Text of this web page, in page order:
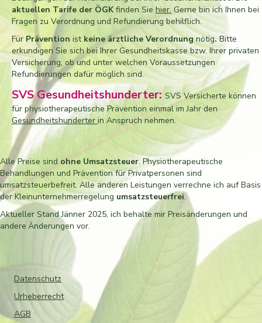
aktuellen Tarife der ÖGKfinden Sie hier. Gerne bin ich Ihnen bei
Fragen zu Verordnung und Refundierung behilflich.
Für Prävention ist keine ärztliche Verordnungnötig.Bitte
erkundigen Sie sich bei Ihrer Gesundheitskasse bzw. Ihrer privaten
Versicherung, ob und unter welchen Voraussetzungen
Refundierungen dafür möglich sind.
SVS Gesundheitshunderter:SVS Versicherte können
für physiotherapeutische Prävention einmal im Jahr den
Gesundheitshunderter in Anspruch nehmen.
Alle Preise sind ohne Umsatzsteuer. Physiotherapeutische
Behandlungen und Prävention für Privatpersonen sind
umsatzsteuerbefreit. Alle anderen Leistungen verrechne ich auf Basis
der Kleinunternehmerregelung umsatzsteuerfrei.
Aktueller Stand Jänner 2025, ich behalte mir Preisänderungen und
andere Änderungen vor.
Datenschutz
Urheberrecht
AGB